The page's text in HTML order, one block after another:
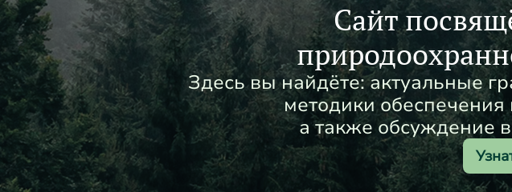
Сайт
Здесь вы найдёте: актуальные
методики
а также обсуждение